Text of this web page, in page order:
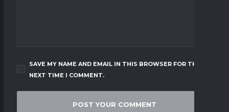
SAVE MY NAME AND EMAIL IN THIS BROWSER FOR THE
NEXT TIME I COMMENT.